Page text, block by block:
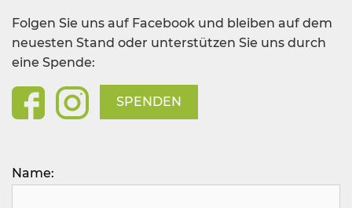
Name:
Folgen Sie uns auf Facebook und bleiben auf dem
neuesten Stand oder unterstützen Sie uns durch
eine Spende:
SPENDEN